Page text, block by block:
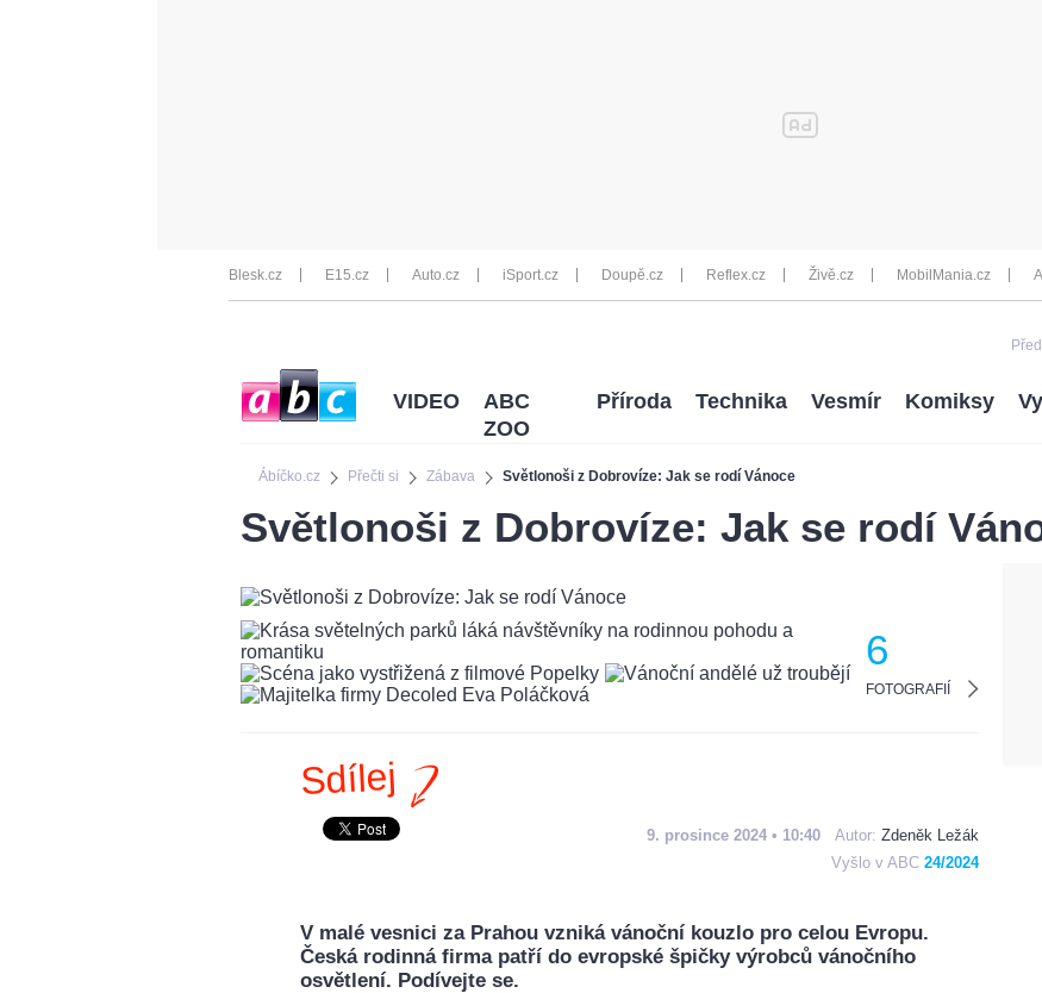
Blesk.cz E15.cz Auto.cz iSport.cz Doupě.cz Reflex.cz Živě.cz MobilMania.cz
Ábíčko.cz Přečti si Zábava Světlonoši z Dobrovíze: Jak se rodí Vánoce
VIDEO
ABC
ZOO
Příroda Technika Vesmír Komiksy
Světlonoši z Dobrovíze: Jak se rodí
6
FOTOGRAFIÍ
Sdílej
9. prosince 2024 • 10:40 Autor: Zdeněk Ležák
Vyšlo v ABC 24/2024
V malé vesnici za Prahou vzniká vánoční kouzlo pro celou Evropu.
Česká rodinná firma patří do evropské špičky výrobců vánočního
osvětlení. Podívejte se.